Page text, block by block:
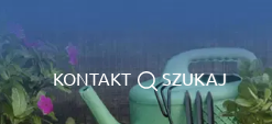
KONTAKT SZUKAJ